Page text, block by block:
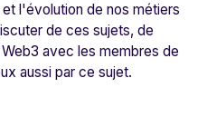
l'évolution de nos métiers
de ces sujets, de
avec les membres de
aussi par ce sujet.